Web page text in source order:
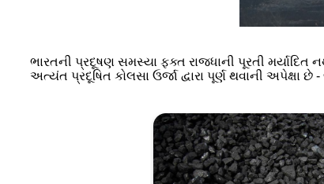
ભારતની પ્રદૂષણ સમસ્યા ફક્ત રાજધાની પૂરતી
અત્યંત પ્રદૂષિત કોલસા ઉર્જા દ્વારા પૂર્ણ થવાની